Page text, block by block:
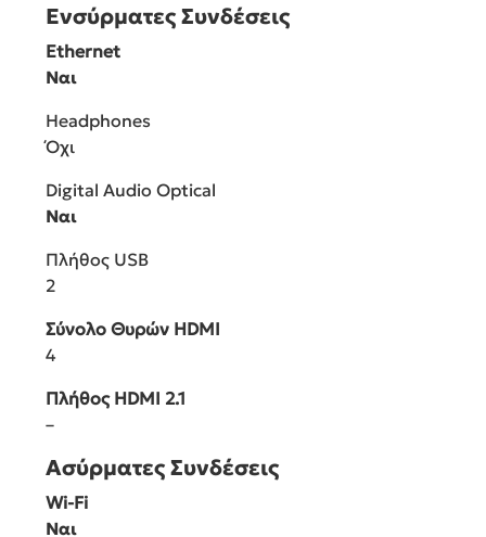
Ενσύρματες Συνδέσεις
Ethernet
Ναι
Headphones
Όχι
Digital Audio Optical
Ναι
Πλήθος USB
2
Σύνολο Θυρών HDMI
4
Πλήθος HDMI 2.1
–
Ασύρματες Συνδέσεις
Wi-Fi
Ναι